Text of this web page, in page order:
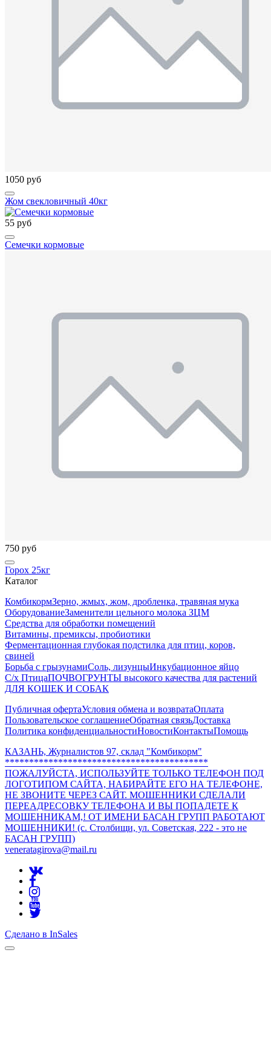
1050 руб
Жом свекловичный 40кг
55 руб
Семечки кормовые
750 руб
Горох 25кг
Каталог
КомбикормЗерно, жмых, жом, дробленка, травяная мука
ОборудованиеЗаменители цельного молока ЗЦМ
Средства для обработки помещений
Витамины, премиксы, пробиотики
Ферментационная глубокая подстилка для птиц, коров,
свиней
Борьба с грызунамиСоль, лизунцыИнкубационное яйцо
С/х ПтицаПОЧВОГРУНТЫ высокого качества для растений
ДЛЯ КОШЕК И СОБАК
Публичная офертаУсловия обмена и возвратаОплата
Пользовательское соглашениеОбратная связьДоставка
Политика конфиденциальностиНовостиКонтактыПомощь
КАЗАНЬ, Журналистов 97, склад "Комбикорм"
******************************************
ПОЖАЛУЙСТА, ИСПОЛЬЗУЙТЕ ТОЛЬКО ТЕЛЕФОН ПОД
ЛОГОТИПОМ САЙТА, НАБИРАЙТЕ ЕГО НА ТЕЛЕФОНЕ,
НЕ ЗВОНИТЕ ЧЕРЕЗ САЙТ. МОШЕННИКИ СДЕЛАЛИ
ПЕРЕАДРЕСОВКУ ТЕЛЕФОНА И ВЫ ПОПАДЕТЕ К
МОШЕННИКАМ,! ОТ ИМЕНИ БАСАН ГРУПП РАБОТАЮТ
МОШЕННИКИ! (с. Столбищи, ул. Советская, 222 - это не
БАСАН ГРУПП)
veneratagirova@mail.ru
Сделано в InSales